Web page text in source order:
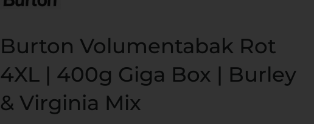
Burton Volumentabak Rot
4XL | 400g Giga Box | Burley
& Virginia Mix